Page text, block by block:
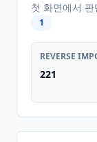
첫 화면에서
1
REVERSE
221